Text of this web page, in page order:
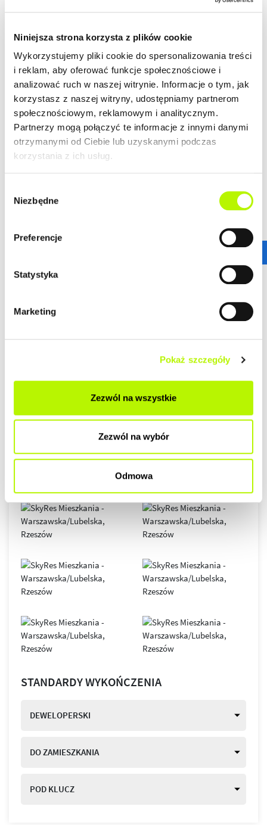
Niniejsza strona korzysta z plików cookie
Wykorzystujemy pliki cookie do spersonalizowania treści
i reklam, aby oferować funkcje społecznościowe i
analizować ruch w naszej witrynie. Informacje o tym, jak
korzystasz z naszej witryny, udostępniamy partnerom
społecznościowym, reklamowym i analitycznym.
Partnerzy mogą połączyć te informacje z innymi danymi
otrzymanymi od Ciebie lub uzyskanymi podczas
korzystania z ich usług.
zgody
Niezbędne
Preferencje
Statystyka
Marketing
Pokaż szczegóły
Zezwól na wszystkie
Zezwól na wybór
Odmowa
DOWIEDZ SIĘ WIĘCEJ O LOKALIZACJI
lokalizacja w centrum
nowoczesna architektura
piękne widoki na Rzeszów
GALERIA
STANDARDY WYKOŃCZENIA
DEWELOPERSKI
DO ZAMIESZKANIA
POD KLUCZ